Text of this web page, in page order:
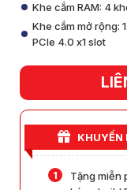
Khe cắm RAM: 4
Khe cắm mở rộng:
PCIe 4.0 x1 slot
KHUYẾN
1
Tặng miễn